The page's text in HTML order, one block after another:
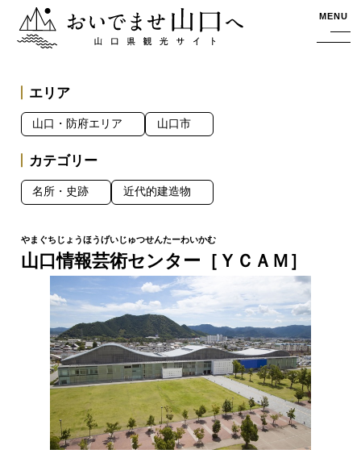
おいでませ山口へー山口県観光サイト MENU
山口情報芸術センター［ＹＣＡＭ］
エリア
山口・防府エリア 山口市
カテゴリー
名所・史跡 近代的建造物